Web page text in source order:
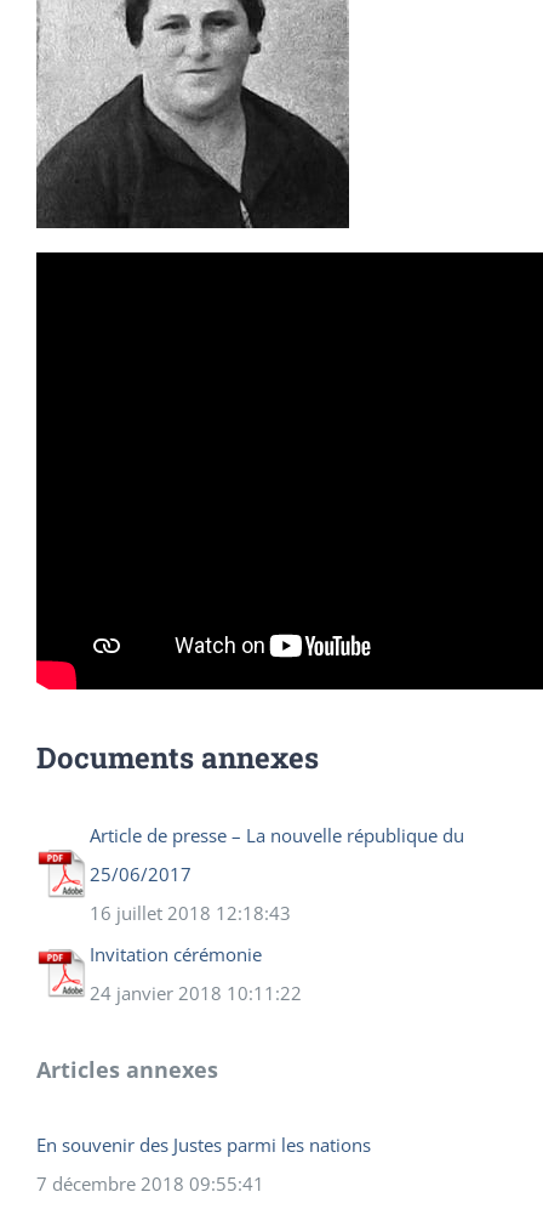
Documents annexes
Article de presse – La nouvelle république du
25/06/2017
16 juillet 2018 12:18:43
Invitation cérémonie
24 janvier 2018 10:11:22
Articles annexes
En souvenir des Justes parmi les nations
7 décembre 2018 09:55:41